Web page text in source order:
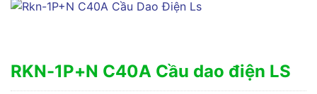
RKN-1P+N C40A Cầu dao điện LS